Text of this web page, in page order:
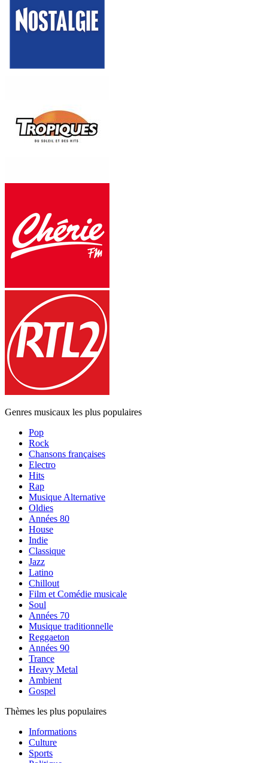
Genres musicaux les plus populaires
Pop
Rock
Chansons françaises
Electro
Hits
Rap
Musique Alternative
Oldies
Années 80
House
Indie
Classique
Jazz
Latino
Chillout
Film et Comédie musicale
Soul
Années 70
Musique traditionnelle
Reggaeton
Années 90
Trance
Heavy Metal
Ambient
Gospel
Thèmes les plus populaires
Informations
Culture
Sports